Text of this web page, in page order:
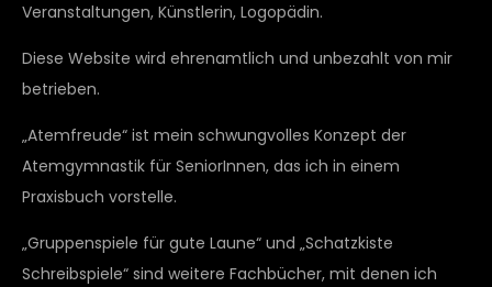
Veranstaltungen, Künstlerin, Logopädin.
Diese Website wird ehrenamtlich und unbezahlt von mir
betrieben.
„Atemfreude“ ist mein schwungvolles Konzept der
Atemgymnastik für SeniorInnen, das ich in einem
Praxisbuch vorstelle.
„Gruppenspiele für gute Laune“ und „Schatzkiste
Schreibspiele“ sind weitere Fachbücher, mit denen ich